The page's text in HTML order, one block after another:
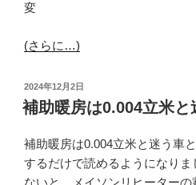
変
(さらに…)
投
稿
日:
2024年12月2日
補助暖房は0.004立米
補助暖房は0.004立米と迷う
するだけで読めるようになり
ないと、メイソンリヒーター